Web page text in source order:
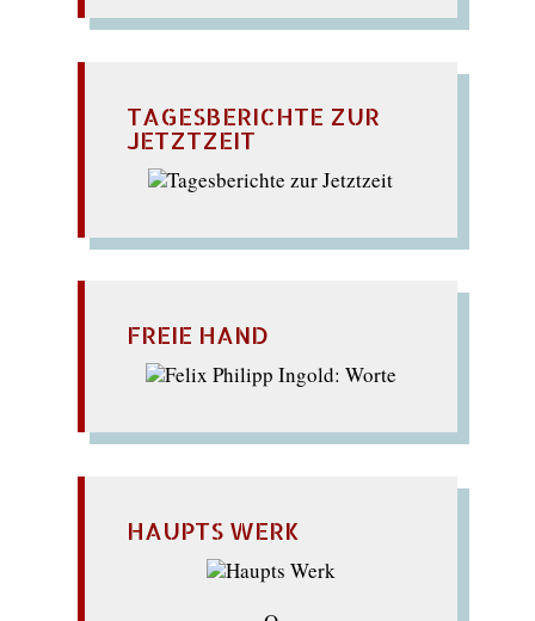
TAGESBERICHTE ZUR
JETZTZEIT
FREIE HAND
HAUPTS WERK